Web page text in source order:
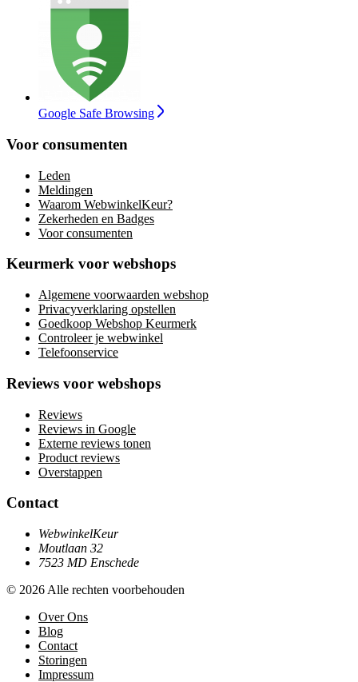
Google Safe Browsing
Voor consumenten
Leden
Meldingen
Waarom WebwinkelKeur?
Zekerheden en Badges
Voor consumenten
Keurmerk voor webshops
Algemene voorwaarden webshop
Privacyverklaring opstellen
Goedkoop Webshop Keurmerk
Controleer je webwinkel
Telefoonservice
Reviews voor webshops
Reviews
Reviews in Google
Externe reviews tonen
Product reviews
Overstappen
Contact
WebwinkelKeur
Moutlaan 32
7523 MD Enschede
© 2026 Alle rechten voorbehouden
Over Ons
Blog
Contact
Storingen
Impressum